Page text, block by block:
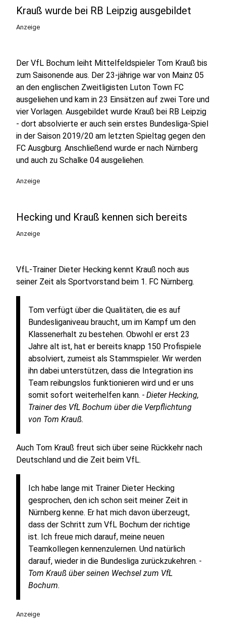
Krauß wurde bei RB Leipzig ausgebildet
Anzeige
Der VfL Bochum leiht Mittelfeldspieler Tom Krauß bis
zum Saisonende aus. Der 23-jährige war von Mainz 05
an den englischen Zweitligisten Luton Town FC
ausgeliehen und kam in 23 Einsätzen auf zwei Tore und
vier Vorlagen. Ausgebildet wurde Krauß bei RB Leipzig
- dort absolvierte er auch sein erstes Bundesliga-Spiel
in der Saison 2019/20 am letzten Spieltag gegen den
FC Ausgburg. Anschließend wurde er nach Nürnberg
und auch zu Schalke 04 ausgeliehen.
Anzeige
Hecking und Krauß kennen sich bereits
Anzeige
VfL-Trainer Dieter Hecking kennt Krauß noch aus
seiner Zeit als Sportvorstand beim 1. FC Nürnberg.
Tom verfügt über die Qualitäten, die es auf
Bundesliganiveau braucht, um im Kampf um den
Klassenerhalt zu bestehen. Obwohl er erst 23
Jahre alt ist, hat er bereits knapp 150 Profispiele
absolviert, zumeist als Stammspieler. Wir werden
ihn dabei unterstützen, dass die Integration ins
Team reibungslos funktionieren wird und er uns
somit sofort weiterhelfen kann. - Dieter Hecking,
Trainer des VfL Bochum über die Verpflichtung
von Tom Krauß.
Auch Tom Krauß freut sich über seine Rückkehr nach
Deutschland und die Zeit beim VfL.
Ich habe lange mit Trainer Dieter Hecking
gesprochen, den ich schon seit meiner Zeit in
Nürnberg kenne. Er hat mich davon überzeugt,
dass der Schritt zum VfL Bochum der richtige
ist. Ich freue mich darauf, meine neuen
Teamkollegen kennenzulernen. Und natürlich
darauf, wieder in die Bundesliga zurückzukehren. -
Tom Krauß über seinen Wechsel zum VfL
Bochum.
Anzeige